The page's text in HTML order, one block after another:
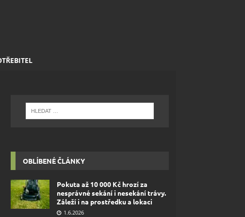
OBLÍBENÉ ČLÁNKY
Pokuta až 10 000 Kč hrozí za
nesprávné sekání i nesekání trávy.
Záleží i na prostředku a lokaci
1.6.2026